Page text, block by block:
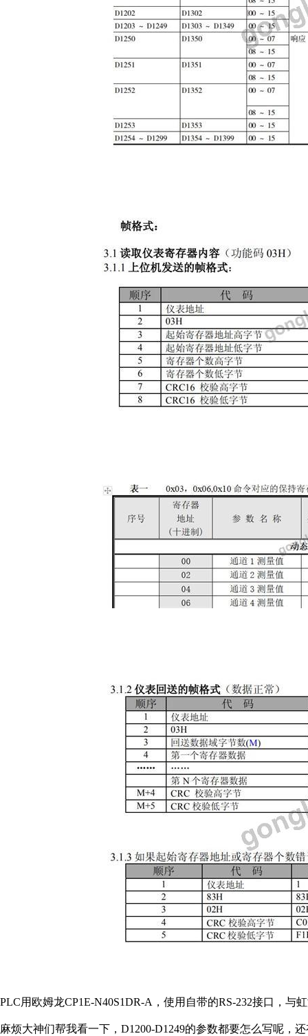
PLC用欧姆龙CP1E-N40S1DR-A，使用自带的RS-232接口，
麻烦大神们帮我看一下，D1200-D1249的参数都要怎么写呢，